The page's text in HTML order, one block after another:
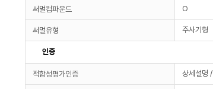
써멀컴파운드 O
써멀유형 주사기형
인증
적합성평가인증 상세설명